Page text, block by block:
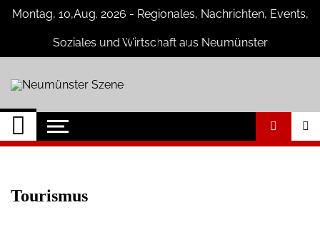
SkipMontag, 10,Aug. 2026 - Regionales, Nachrichten, Events,
Soziales und Wirtschaft aus Neumünster
Neumünster Szene
Neuigkeiten und Nachrichten aus
Neumünster und Umgebung
Tourismus